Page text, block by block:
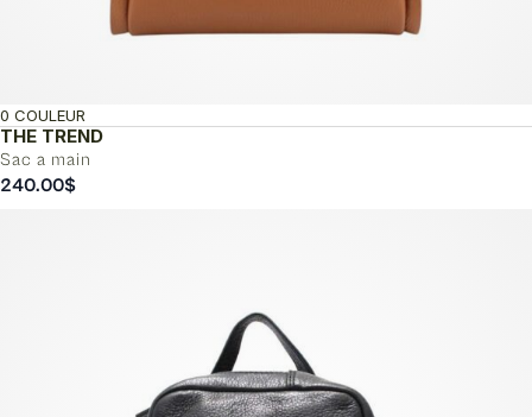
THE TREND
Sac a main
0 COULEUR
240.00$